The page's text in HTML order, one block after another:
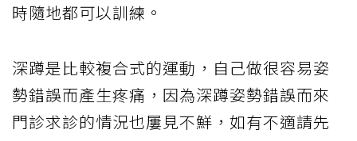
時隨地都可以訓練。
深蹲是比較複合式的運動，自己做很容易姿
勢錯誤而產生疼痛，因為深蹲姿勢錯誤而來
門診求診的情況也屢見不鮮，如有不適請先